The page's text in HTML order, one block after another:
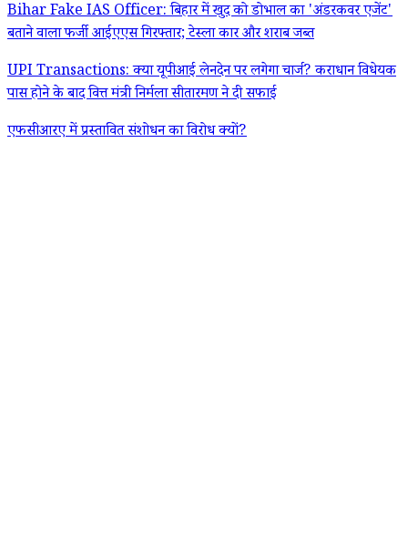
Bihar Fake IAS Officer: बिहार में खुद को डोभाल का 'अंडरकवर एजेंट'
बताने वाला फर्जी आईएएस गिरफ्तार; टेस्ला कार और शराब जब्त
UPI Transactions: क्या यूपीआई लेनदेन पर लगेगा चार्ज? कराधान विधेयक
पास होने के बाद वित्त मंत्री निर्मला सीतारमण ने दी सफाई
एफसीआरए में प्रस्तावित संशोधन का विरोध क्यों?